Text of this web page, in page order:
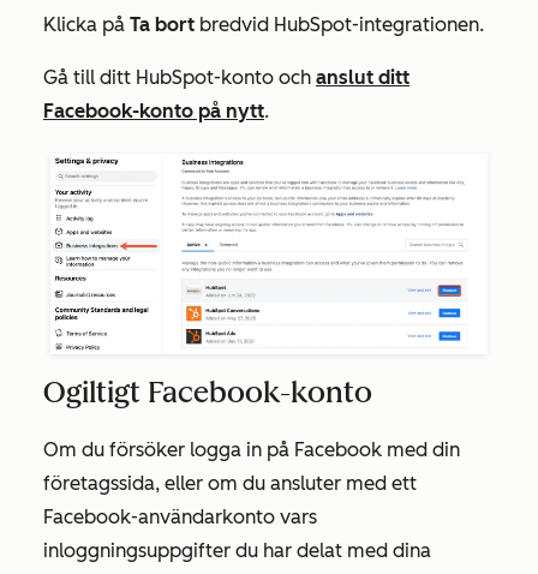
Klicka på Ta bort bredvid HubSpot-integrationen.
Gå till ditt HubSpot-konto och anslut ditt
Facebook-konto på nytt.
Ogiltigt Facebook-konto
Om du försöker logga in på Facebook med din
företagssida, eller om du ansluter med ett
Facebook-användarkonto vars
inloggningsuppgifter du har delat med dina